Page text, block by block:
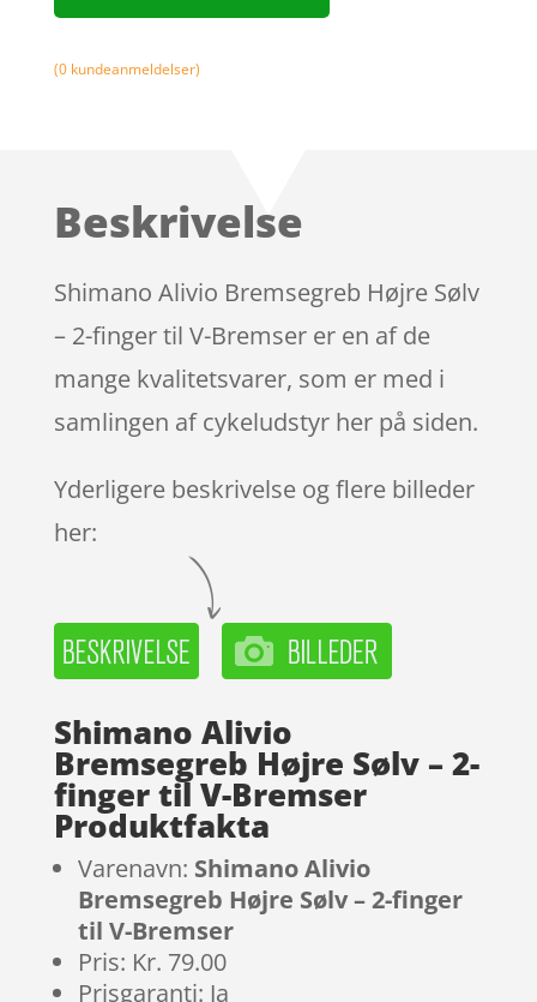
(0kundeanmeldelser)
Beskrivelse
Shimano Alivio Bremsegreb Højre Sølv
– 2-finger til V-Bremser er en af de
mange kvalitetsvarer, som er med i
samlingen af cykeludstyr her på siden.
Yderligere beskrivelse og flere billeder
her:
Shimano Alivio
Bremsegreb Højre Sølv – 2-
finger til V-Bremser
Produktfakta
Varenavn: Shimano Alivio
Bremsegreb Højre Sølv – 2-finger
til V-Bremser
Pris: Kr. 79.00
Prisgaranti: Ja